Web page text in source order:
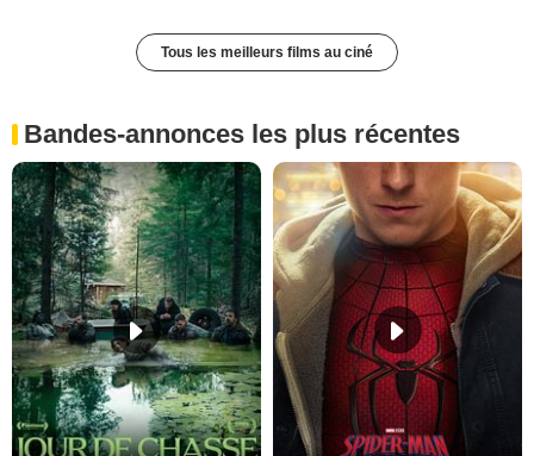
Tous les meilleurs films au ciné
Bandes-annonces les plus récentes